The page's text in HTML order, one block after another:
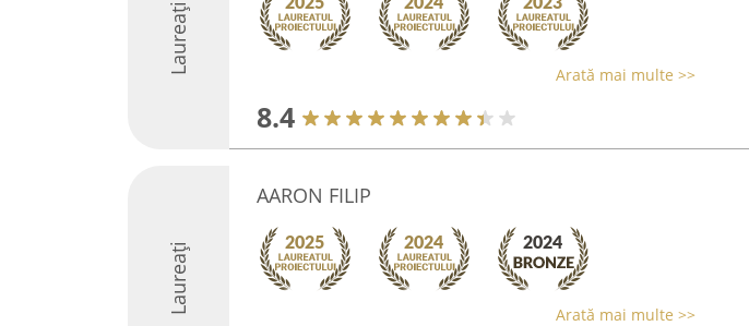
Laureați Arată mai multe >>
8.4
Laureați
AARON FILIP
Arată mai multe >>